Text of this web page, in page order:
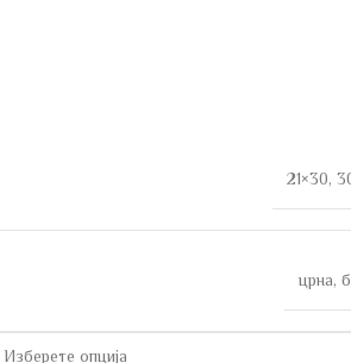
21×30,
црна,